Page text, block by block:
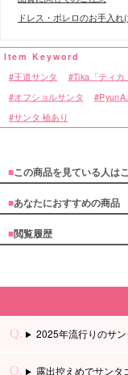
ドレス・ボレロのお手入
王道サンタ Tika「ティカ」
オフショルサンタ
サンタ 袖あり
■この商品を見ている人は
■あなたにおすすめの商品
■閲覧履歴
2025年流行りのサ
露出控えめでサンタ